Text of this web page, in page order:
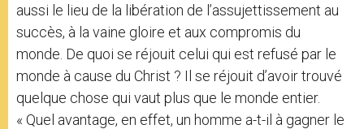
aussi le lieu de la libération de l’assujettissement au
succès, à la vaine gloire et aux compromis du
monde. De quoi se réjouit celui qui est refusé par le
monde à cause du Christ ? Il se réjouit d’avoir trouvé
quelque chose qui vaut plus que le monde entier.
« Quel avantage, en effet, un homme a-t-il à gagner le